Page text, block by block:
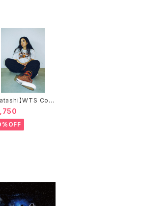
】WTS Coll
T-shirts【IF I FE
定】